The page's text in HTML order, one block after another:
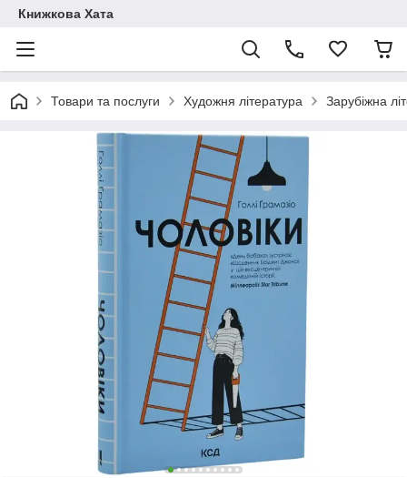
Книжкова Хата
Товари та послуги Художня література Зарубіжна